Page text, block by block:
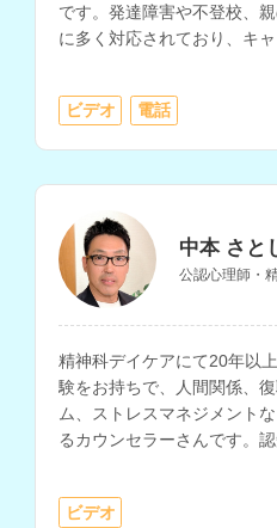
です。発達障害や不登校、
に多く対応されており、キ
ビデオ 電話
中本 さと
公認心理師・
精神科デイケアにて20年以
験をお持ちで、人間関係、
ム、ストレスマネジメント
るカウンセラーさんです。
ベースに、心の回復力を高
ためのサポートにも対応され
ビデオ